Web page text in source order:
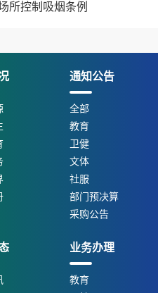
所控制吸烟条例
通知公告
全部
教育
卫健
文体
社服
部门预决算
采购公告
业务办理
教育